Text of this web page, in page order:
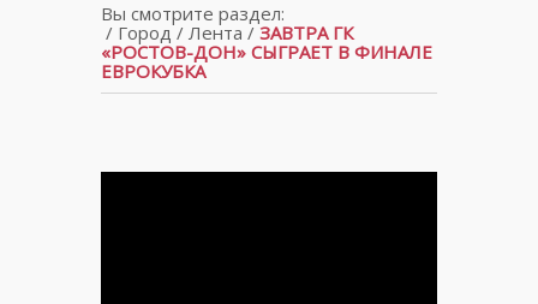
Вы смотрите раздел:
/ Город/ Лента / ЗАВТРА ГК
«РОСТОВ-ДОН» СЫГРАЕТ В ФИНАЛЕ
ЕВРОКУБКА